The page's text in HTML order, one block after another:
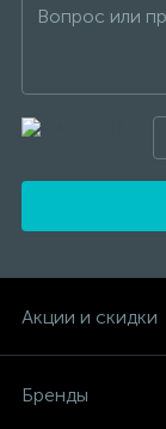
Акции и скидки
Бренды